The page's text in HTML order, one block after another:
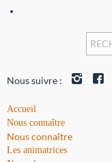
Nous suivre :
Accueil
Nous connaître
Nous connaître
Les animatrices